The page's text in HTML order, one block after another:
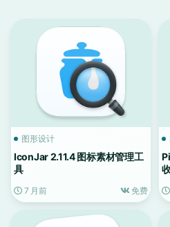
图形设计
IconJar 2.11.4 图标素材管理工
具
7 月前 免费